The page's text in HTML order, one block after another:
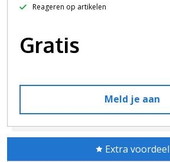
Reageren op artikelen
Gratis
Meld je aan
Extra voordeel